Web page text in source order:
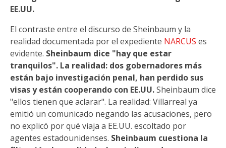
EE.UU.
El contraste entre el discurso de Sheinbaum y la
realidad documentada por el expediente NARCUS es
evidente. Sheinbaum dice "hay que estar
tranquilos". La realidad: dos gobernadores más
están bajo investigación penal, han perdido sus
visas y están cooperando con EE.UU.Sheinbaum dice
"ellos tienen que aclarar". La realidad: Villarreal ya
emitió un comunicado negando las acusaciones, pero
no explicó por qué viaja a EE.UU. escoltado por
agentes estadounidenses. Sheinbaum cuestiona la